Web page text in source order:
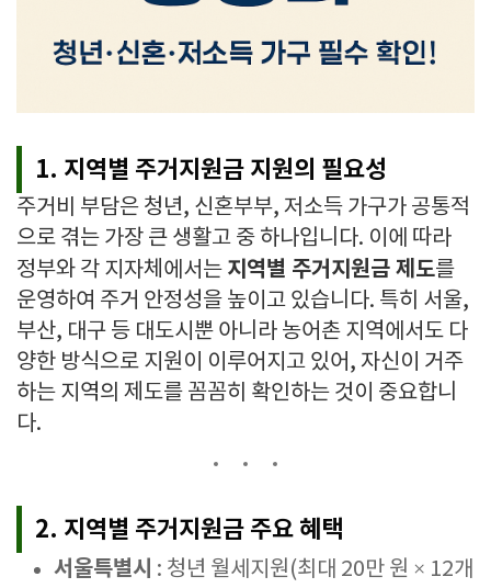
1. 지역별 주거지원금 지원의 필요성
주거비 부담은 청년, 신혼부부, 저소득 가구가 공통적
으로 겪는 가장 큰 생활고 중 하나입니다. 이에 따라
정부와 각 지자체에서는 지역별 주거지원금 제도를
운영하여 주거 안정성을 높이고 있습니다. 특히 서울,
부산, 대구 등 대도시뿐 아니라 농어촌 지역에서도 다
양한 방식으로 지원이 이루어지고 있어, 자신이 거주
하는 지역의 제도를 꼼꼼히 확인하는 것이 중요합니
다.
2. 지역별 주거지원금 주요 혜택
서울특별시 : 청년 월세지원(최대 20만 원 × 12개